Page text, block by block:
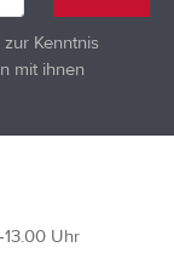
zur Kenntnis
mit ihnen
Uhr